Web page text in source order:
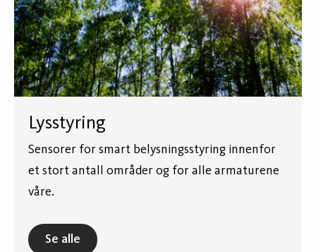
Lysstyring
Sensorer for smart belysningsstyring innenfor
et stort antall områder og for alle armaturene
våre.
Se alle